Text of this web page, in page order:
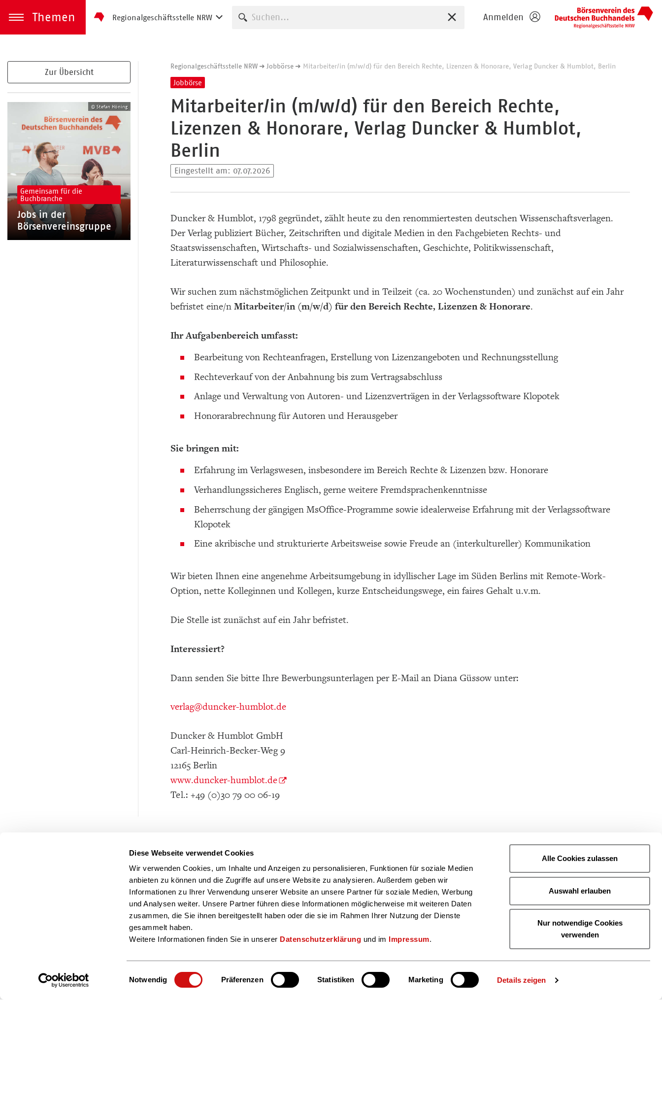
Diese Webseite verwendet Cookies
Wir verwenden Cookies, um Inhalte und Anzeigen zu personalisieren, Funktionen für soziale Medien
anbieten zu können und die Zugriffe auf unsere Website zu analysieren. Außerdem geben wir
Informationen zu Ihrer Verwendung unserer Website an unsere Partner für soziale Medien, Werbung
und Analysen weiter. Unsere Partner führen diese Informationen möglicherweise mit weiteren Daten
zusammen, die Sie ihnen bereitgestellt haben oder die sie im Rahmen Ihrer Nutzung der Dienste
gesammelt haben.
Weitere Informationen finden Sie in unserer Datenschutzerklärung und im Impressum.
Einwilligungsauswahl
Notwendig Präferenzen Statistiken Marketing Details zeigen
Alle Cookies zulassen
Auswahl erlauben
Nur notwendige Cookies
verwenden
zum Inhalt springen
Themen
Menü öffnen
Regionalgeschäftsstelle NRW Suche starten Sucheingabe zurücksetzen
Anmelden
Regionalgeschäftsstelle NRW Jobbörse Mitarbeiter/in (m/w/d) für den Bereich Rechte, Lizenzen & Honorare, Verlag Duncker & Humblot, Berlin
Jobbörse
Mitarbeiter/in (m/w/d) für den Bereich Rechte,
Lizenzen & Honorare, Verlag Duncker & Humblot,
Berlin
Eingestellt am: 07.07.2026
Duncker & Humblot, 1798 gegründet, zählt heute zu den renommiertesten deutschen Wissenschaftsverlagen.
Der Verlag publiziert Bücher, Zeitschriften und digitale Medien in den Fachgebieten Rechts- und
Staatswissenschaften, Wirtschafts- und Sozialwissenschaften, Geschichte, Politikwissenschaft,
Literaturwissenschaft und Philosophie.
Wir suchen zum nächstmöglichen Zeitpunkt und in Teilzeit (ca. 20 Wochenstunden) und zunächst auf ein Jahr
befristet eine/n Mitarbeiter/in (m/w/d) für den Bereich Rechte, Lizenzen & Honorare.
Ihr Aufgabenbereich umfasst:
Bearbeitung von Rechteanfragen, Erstellung von Lizenzangeboten und Rechnungsstellung
Rechteverkauf von der Anbahnung bis zum Vertragsabschluss
Anlage und Verwaltung von Autoren- und Lizenzverträgen in der Verlagssoftware Klopotek
Honorarabrechnung für Autoren und Herausgeber
Sie bringen mit:
Erfahrung im Verlagswesen, insbesondere im Bereich Rechte & Lizenzen bzw. Honorare
Verhandlungssicheres Englisch, gerne weitere Fremdsprachenkenntnisse
Beherrschung der gängigen MsOffice-Programme sowie idealerweise Erfahrung mit der Verlagssoftware
Klopotek
Eine akribische und strukturierte Arbeitsweise sowie Freude an (interkultureller) Kommunikation
Wir bieten Ihnen eine angenehme Arbeitsumgebung in idyllischer Lage im Süden Berlins mit Remote-Work-
Option, nette Kolleginnen und Kollegen, kurze Entscheidungswege, ein faires Gehalt u.v.m.
Die Stelle ist zunächst auf ein Jahr befristet.
Interessiert?
Dann senden Sie bitte Ihre Bewerbungsunterlagen per E-Mail an Diana Güssow unter:
verlag@duncker-humblot.de
Duncker & Humblot GmbH
Carl-Heinrich-Becker-Weg 9
12165 Berlin
www.duncker-humblot.de
Tel.: +49 (0)30 79 00 06-19
Zur Übersicht
Gemeinsam für die
Buchbranche
Jobs in der
Börsenvereinsgruppe
© Stefan Höning